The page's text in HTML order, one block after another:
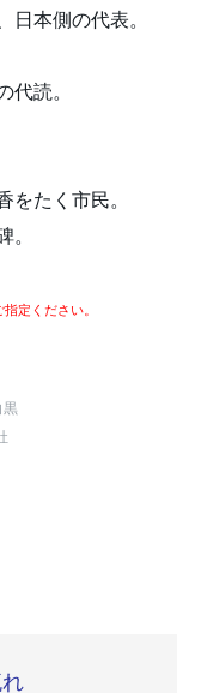
日本側の代表。
代読。
をたく市民。
。
定ください。
黒